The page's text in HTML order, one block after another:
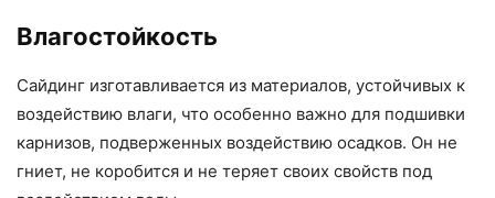
Влагостойкость
Сайдинг изготавливается из материалов, устойчивых к
воздействию влаги, что особенно важно для подшивки
карнизов, подверженных воздействию осадков. Он не
гниет, не коробится и не теряет своих свойств под